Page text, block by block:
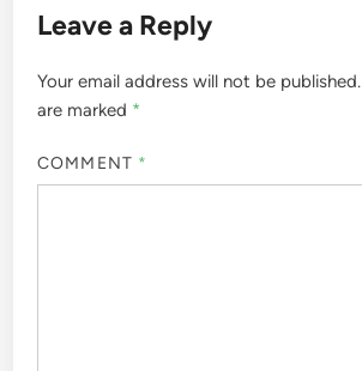
Leave a Reply
Your email address will not be published.
are marked *
COMMENT *